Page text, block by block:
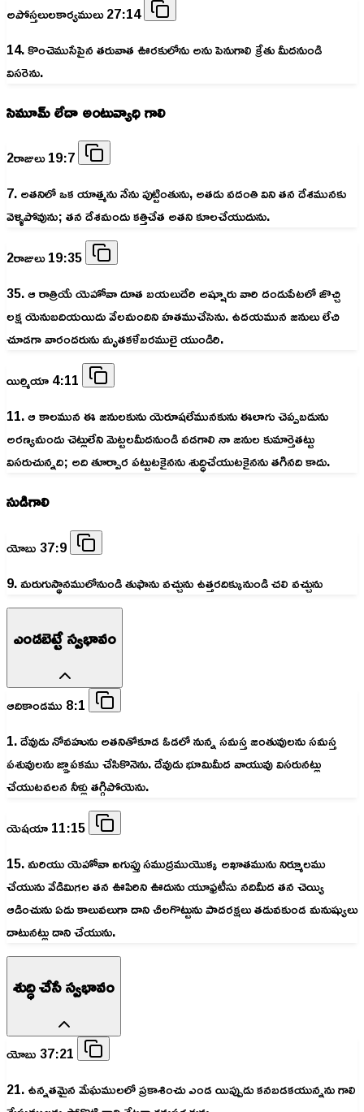
అపోస్తలులకార్యములు 27:14
14. కొంచెముసేపైన తరువాత ఊరకులోను అను పెనుగాలి క్రేతు మీదనుండి
విసరెను.
సిమూమ్ లేదా అంటువ్యాధి గాలి
2రాజులు 19:7
7. అతనిలో ఒక యాత్మను నేను పుట్టింతును, అతడు వదంతి విని తన దేశమునకు
వెళ్ళిపోవును; తన దేశమందు కత్తిచేత అతని కూలచేయుదును.
2రాజులు 19:35
35. ఆ రాత్రియే యెహోవా దూత బయలుదేరి అష్షూరు వారి దండుపేటలో జొచ్చి
లక్ష యెనుబదియయిదు వేలమందిని హతముచేసెను. ఉదయమున జనులు లేచి
చూడగా వారందరును మృతకళేబరములై యుండిరి.
యిర్మియా 4:11
11. ఆ కాలమున ఈ జనులకును యెరూషలేమునకును ఈలాగు చెప్పబడును
అరణ్యమందు చెట్లులేని మెట్టలమీదనుండి వడగాలి నా జనుల కుమార్తెతట్టు
విసరుచున్నది; అది తూర్పార పట్టుటకైనను శుద్ధిచేయుటకైనను తగినది కాదు.
సుడిగాలి
యోబు 37:9
9. మరుగుస్థానములోనుండి తుఫాను వచ్చును ఉత్తరదిక్కునుండి చలి వచ్చును
ఎండబెట్టే స్వభావం
ఆదికాండము 8:1
1. దేవుడు నోవహును అతనితోకూడ ఓడలో నున్న సమస్త జంతువులను సమస్త
పశువులను జ్ఞాపకము చేసికొనెను. దేవుడు భూమిమీద వాయువు విసరునట్లు
చేయుటవలన నీళ్లు తగ్గిపోయెను.
యెషయా 11:15
15. మరియు యెహోవా ఐగుప్తు సముద్రముయొక్క అఖాతమును నిర్మూలము
చేయును వేడిమిగల తన ఊపిరిని ఊదును యూఫ్రటీసు నదిమీద తన చెయ్యి
ఆడించును ఏడు కాలువలుగా దాని చీలగొట్టును పాదరక్షలు తడువకుండ మనుష్యులు
దాటునట్లు దాని చేయును.
శుద్ధి చేసే స్వభావం
యోబు 37:21
21. ఉన్నతమైన మేఘములలో ప్రకాశించు ఎండ యిప్పుడు కనబడకయున్నను గాలి